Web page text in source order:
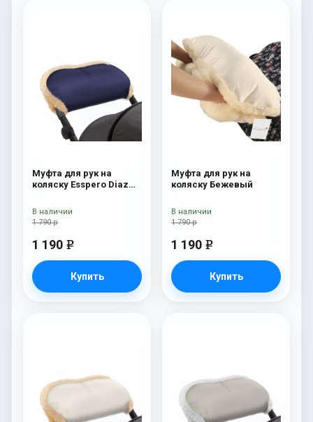
Муфта для рук на
коляску Esspero Diaz
Navy
1 790 р
1 190 e
Купить
В наличии
Муфта для рук на
коляску Бежевый
1 790 р
1 190 e
Купить
В наличии